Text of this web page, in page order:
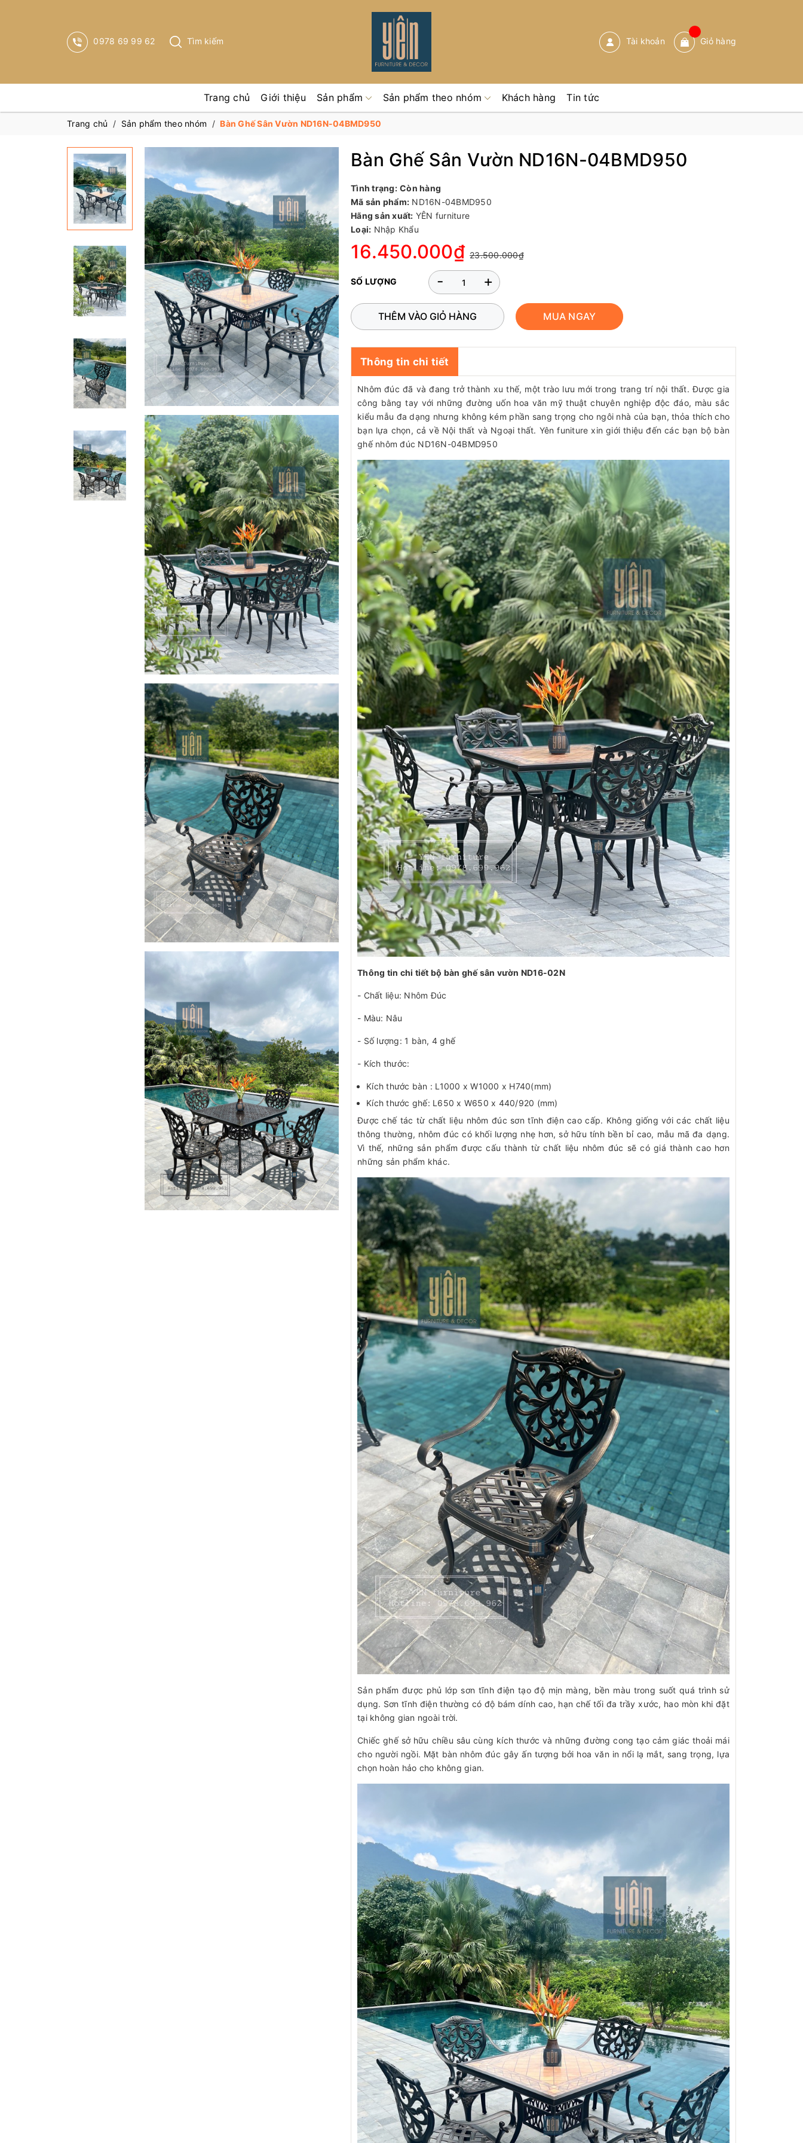
0978 69 99 62 Tìm kiếm Tài khoản Giỏ hàng
Trang chủ Giới thiệu Sản phẩm Sản phẩm theo nhóm Khách hàng Tin tức
Trang chủ / Sản phẩm theo nhóm / Bàn Ghế Sân Vườn ND16N-04BMD950
Bàn Ghế Sân Vườn ND16N-04BMD950
Tình trạng: Còn hàng
Mã sản phẩm: ND16N-04BMD950
Hãng sản xuất: YÊN furniture
Loại: Nhập Khẩu
16.450.000₫ 23.500.000₫
SỐ LƯỢNG +
-
THÊM VÀO GIỎ HÀNG MUA NGAY
Thông tin chi tiết
Nhôm đúc đã và đang trở thành xu thế, một trào lưu mới trong trang trí nội thất. Được gia
công bằng tay với những đường uốn hoa văn mỹ thuật chuyên nghiệp độc đáo, màu sắc
kiểu mẫu đa dạng nhưng không kém phần sang trọng cho ngôi nhà của bạn, thỏa thích cho
bạn lựa chọn, cả về Nội thất và Ngoại thất. Yên funiture xin giới thiệu đến các bạn bộ bàn
ghế nhôm đúc ND16N-04BMD950
Thông tin chi tiết bộ bàn ghế sân vườn ND16-02N
- Chất liệu: Nhôm Đúc
- Màu: Nâu
- Số lượng: 1 bàn, 4 ghế
- Kích thước:
Kích thước bàn : L1000 x W1000 x H740(mm)
Kích thước ghế: L650 x W650 x 440/920 (mm)
Được chế tác từ chất liệu nhôm đúc sơn tĩnh điện cao cấp. Không giống với các chất liệu
thông thường, nhôm đúc có khối lượng nhẹ hơn, sở hữu tính bền bỉ cao, mẫu mã đa dạng.
Vì thế, những sản phẩm được cấu thành từ chất liệu nhôm đúc sẽ có giá thành cao hơn
những sản phẩm khác.
Sản phẩm được phủ lớp sơn tĩnh điện tạo độ mịn màng, bền màu trong suốt quá trình sử
dụng. Sơn tĩnh điện thường có độ bám dính cao, hạn chế tối đa trầy xước, hao mòn khi đặt
tại không gian ngoài trời.
Chiếc ghế sở hữu chiều sâu cùng kích thước và những đường cong tạo cảm giác thoải mái
cho người ngồi. Mặt bàn nhôm đúc gây ấn tượng bởi hoa văn in nổi lạ mắt, sang trọng, lựa
chọn hoàn hảo cho không gian.